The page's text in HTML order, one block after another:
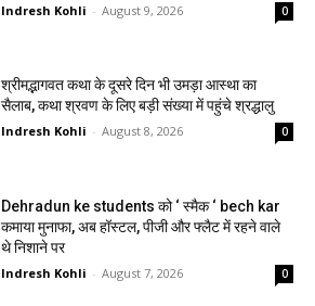
Indresh Kohli - August 9, 2026 0
श्रीमद्भागवत कथा के दूसरे दिन भी उमड़ा आस्था का
सैलाब, कथा श्रवण के लिए बड़ी संख्या में पहुंचे श्रद्धालु
Indresh Kohli - August 8, 2026 0
Dehradun ke students को ‘ स्मैक ‘ bech kar
कमाया मुनाफा, अब हॉस्टल, पीजी और फ्लैट में रहने वाले
थे निशाने पर
Indresh Kohli - August 7, 2026 0